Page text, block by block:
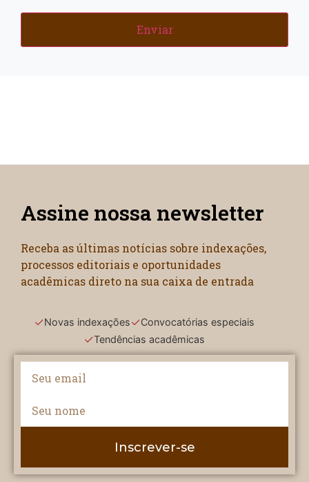
Assine nossa newsletter
Receba as últimas notícias sobre indexações,
processos editoriais e oportunidades
acadêmicas direto na sua caixa de entrada
✓Novas indexações✓Convocatórias especiais
✓Tendências acadêmicas
Inscrever-se